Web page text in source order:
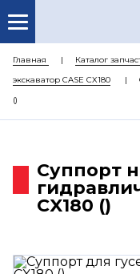
Главная Каталог
экскаватор CASE CX180
()
Суппорт
CX180 ()